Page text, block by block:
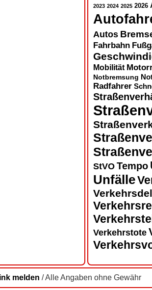
2023 2024 2025 2026
Autos
Fahrbahn
Mobilität
Notbremsung
Radfahrer
StVOTempo
Unfälle
Verkehrstote
melden / Alle Angaben ohne Gewähr